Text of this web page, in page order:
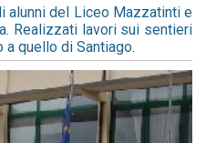
alunni del Liceo Mazzatinti e
Realizzati lavori sui sentieri
quello di Santiago.